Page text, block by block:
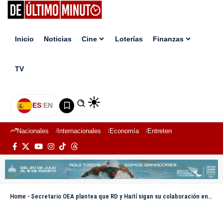
Inicio Noticias Cine Loterías Finanzas
TV
ES|EN
Nacionales Internacionales Economía Entretenimiento
Home - Secretario OEA plantea que RD y Haití sigan su colaboración en flujo de personas